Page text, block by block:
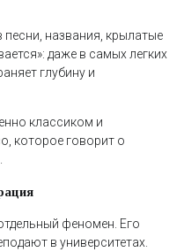
названия, крылатые
даже в самых легких
глубину и
классиком и
которое говорит о
феномен. Его
в университетах.